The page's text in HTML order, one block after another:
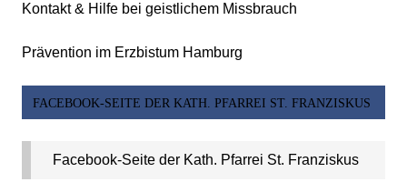
Kontakt & Hilfe bei geistlichem Missbrauch
Prävention im Erzbistum Hamburg
FACEBOOK-SEITE DER KATH. PFARREI ST. FRANZISKUS
Facebook-Seite der Kath. Pfarrei St. Franziskus